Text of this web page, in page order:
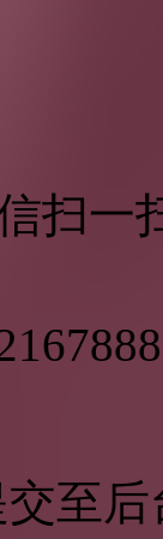
扫一
至